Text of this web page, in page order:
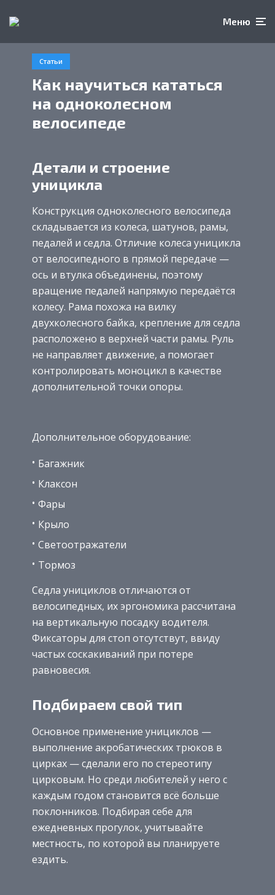
Меню
Статьи
Как научиться кататься
на одноколесном
велосипеде
Детали и строение
уницикла
Конструкция одноколесного велосипеда
складывается из колеса, шатунов, рамы,
педалей и седла. Отличие колеса уницикла
от велосипедного в прямой передаче —
ось и втулка объединены, поэтому
вращение педалей напрямую передаётся
колесу. Рама похожа на вилку
двухколесного байка, крепление для седла
расположено в верхней части рамы. Руль
не направляет движение, а помогает
контролировать моноцикл в качестве
дополнительной точки опоры.
Дополнительное оборудование:
Багажник
Клаксон
Фары
Крыло
Светоотражатели
Тормоз
Седла унициклов отличаются от
велосипедных, их эргономика рассчитана
на вертикальную посадку водителя.
Фиксаторы для стоп отсутствут, ввиду
частых соскакиваний при потере
равновесия.
Подбираем свой тип
Основное применение унициклов —
выполнение акробатических трюков в
цирках — сделали его по стереотипу
цирковым. Но среди любителей у него с
каждым годом становится всё больше
поклонников. Подбирая себе для
ежедневных прогулок, учитывайте
местность, по которой вы планируете
ездить.